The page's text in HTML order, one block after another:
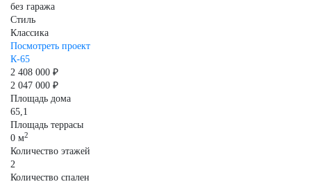
без гаража
Стиль
Классика
Посмотреть проект
К-65
2 408 000 ₽
2 047 000 ₽
Площадь дома
65,1
Площадь террасы
0 м2
Количество этажей
2
Количество спален